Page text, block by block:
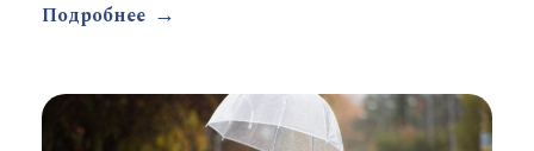
Подробнее